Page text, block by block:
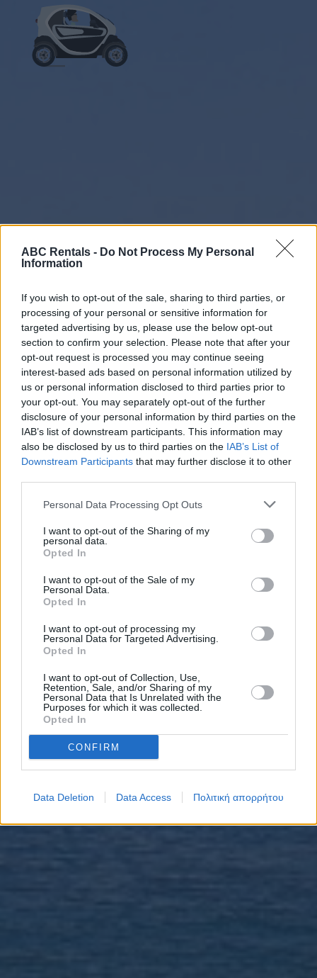
ABC Rentals - Do Not Process My Personal
Information
If you wish to opt-out of the sale, sharing to third parties, or
processing of your personal or sensitive information for
targeted advertising by us, please use the below opt-out
section to confirm your selection. Please note that after your
opt-out request is processed you may continue seeing
interest-based ads based on personal information utilized by
us or personal information disclosed to third parties prior to
your opt-out. You may separately opt-out of the further
disclosure of your personal information by third parties on the
IAB’s list of downstream participants. This information may
also be disclosed by us to third parties on the IAB’s List of
Downstream Participants that may further disclose it to other
Personal Data Processing Opt Outs
I want to opt-out of the Sharing of my
personal data.
Opted In
I want to opt-out of the Sale of my
Personal Data.
Opted In
I want to opt-out of processing my
Personal Data for Targeted Advertising.
Opted In
I want to opt-out of Collection, Use,
Retention, Sale, and/or Sharing of my
Personal Data that Is Unrelated with the
Purposes for which it was collected.
Opted In
CONFIRM
Data Deletion Data Access Πολιτική απορρήτου